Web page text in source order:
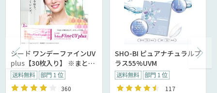
シード ワンデーファインUV
plus【30枚入り】 ※まとめ
買いセール中
360
SHO-BI ピュアナチュラルプ
ラス55%UVM
117